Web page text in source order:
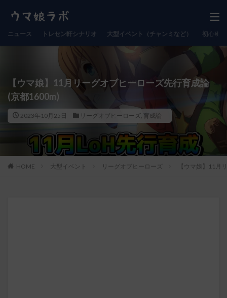
ニュース トレセン軒シナリオ 大型イベント（チャンミなど） 初心者
【ウマ娘】11月リーグオブヒーローズ先行育成論
(京都1600m)
2023年10月25日 リーグオブヒーローズ, 育成論
HOME 大型イベント リーグオブヒーローズ 【ウマ娘】11月